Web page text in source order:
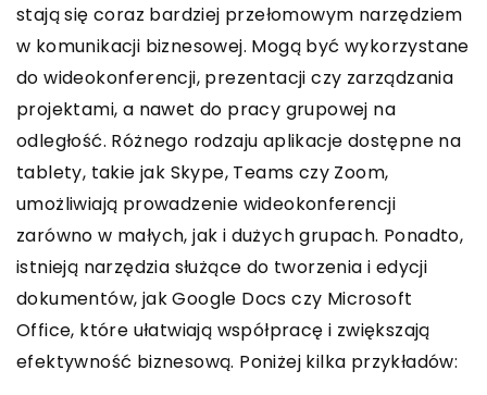
stają się coraz bardziej przełomowym narzędziem
w komunikacji biznesowej. Mogą być wykorzystane
do wideokonferencji, prezentacji czy zarządzania
projektami, a nawet do pracy grupowej na
odległość. Różnego rodzaju aplikacje dostępne na
tablety, takie jak Skype, Teams czy Zoom,
umożliwiają prowadzenie wideokonferencji
zarówno w małych, jak i dużych grupach. Ponadto,
istnieją narzędzia służące do tworzenia i edycji
dokumentów, jak Google Docs czy Microsoft
Office, które ułatwiają współpracę i zwiększają
efektywność biznesową. Poniżej kilka przykładów: